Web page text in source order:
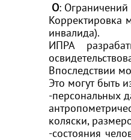
О:
Корректировка
инвалида).
ИПРА
Впоследствии
Это могут быть
-персональных
коляски,
-состояния